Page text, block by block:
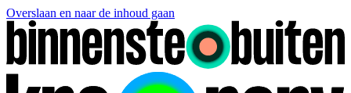
Overslaan en naar de inhoud gaan